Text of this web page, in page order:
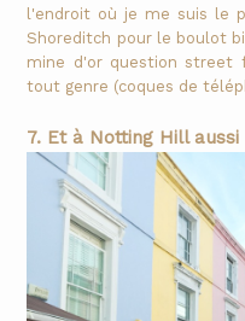
l'endroit où je me suis le
Shoreditch pour le boulot
mine d'or question street
tout genre (coques de
7. Et à Notting Hill aussi